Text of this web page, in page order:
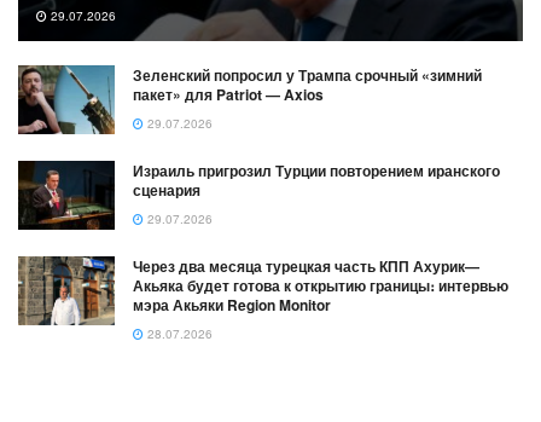
29.07.2026
Зеленский попросил у Трампа срочный «зимний
пакет» для Patriot — Axios
29.07.2026
Израиль пригрозил Турции повторением иранского
сценария
29.07.2026
Через два месяца турецкая часть КПП Ахурик—
Акьяка будет готова к открытию границы։ интервью
мэра Акьяки Region Monitor
28.07.2026